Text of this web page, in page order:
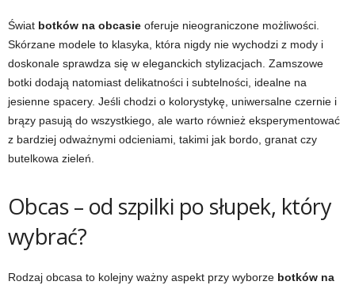
Świat botków na obcasie oferuje nieograniczone możliwości.
Skórzane modele to klasyka, która nigdy nie wychodzi z mody i
doskonale sprawdza się w eleganckich stylizacjach. Zamszowe
botki dodają natomiast delikatności i subtelności, idealne na
jesienne spacery. Jeśli chodzi o kolorystykę, uniwersalne czernie i
brązy pasują do wszystkiego, ale warto również eksperymentować
z bardziej odważnymi odcieniami, takimi jak bordo, granat czy
butelkowa zieleń.
Obcas – od szpilki po słupek, który
wybrać?
Rodzaj obcasa to kolejny ważny aspekt przy wyborze botków na